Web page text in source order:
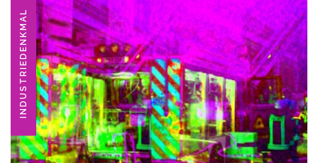
INDUSTRIEDENKMAL